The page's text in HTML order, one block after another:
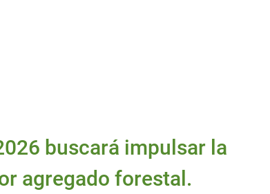
buscará impulsar la
agregado forestal.